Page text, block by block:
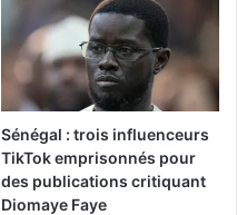
Sénégal : trois influenceurs
TikTok emprisonnés pour
des publications critiquant
Diomaye Faye